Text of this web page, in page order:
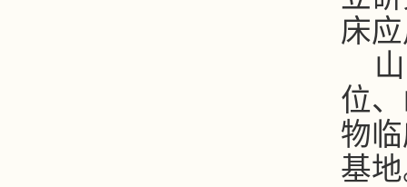
床
位
物
基